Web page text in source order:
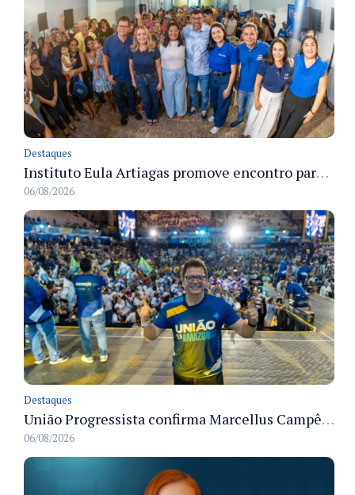
Destaques
Instituto Eula Artiagas promove encontro para discutir melhorias para o bairro Petrópolis
06/08/2026
Destaques
União Progressista confirma Marcellus Campêlo como candidato a deputado estadual
06/08/2026